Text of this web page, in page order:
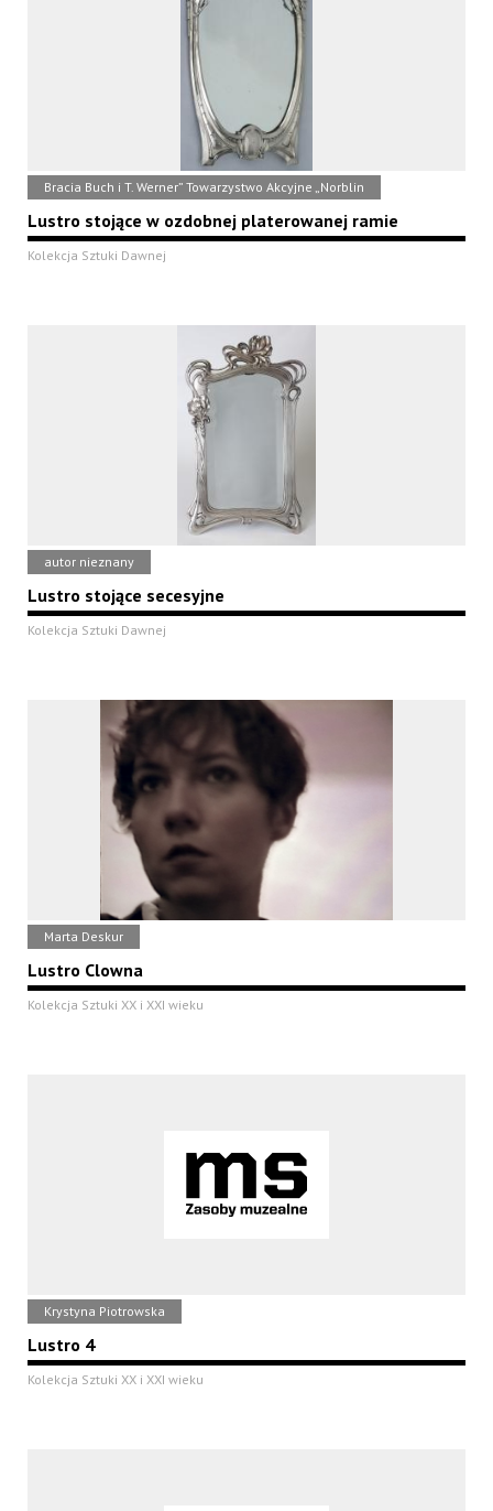
Bracia Buch i T. Werner” Towarzystwo Akcyjne „Norblin
Lustro stojące w ozdobnej platerowanej ramie
Kolekcja Sztuki Dawnej
autor nieznany
Lustro stojące secesyjne
Kolekcja Sztuki Dawnej
Marta Deskur
Lustro Clowna
Kolekcja Sztuki XX i XXI wieku
Krystyna Piotrowska
Lustro 4
Kolekcja Sztuki XX i XXI wieku